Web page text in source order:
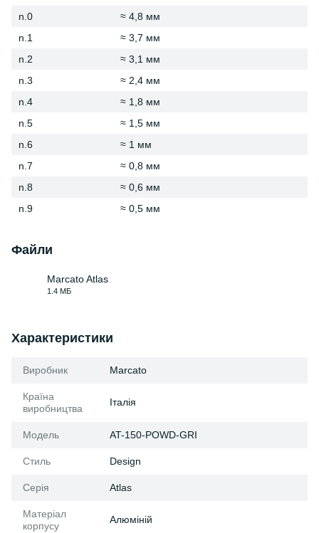
n.0
≈ 4,8 мм
n.1
≈ 3,7 мм
n.2
≈ 3,1 мм
n.3
≈ 2,4 мм
n.4
≈ 1,8 мм
n.5
≈ 1,5 мм
n.6
≈ 1 мм
n.7
≈ 0,8 мм
n.8
≈ 0,6 мм
n.9
≈ 0,5 мм
Файли
Marcato Atlas
1.4 МБ
Характеристики
Виробник Marcato
Країна
виробництва
Італія
Модель AT-150-POWD-GRI
Стиль Design
Серія Atlas
Матеріал
корпусу
Алюміній